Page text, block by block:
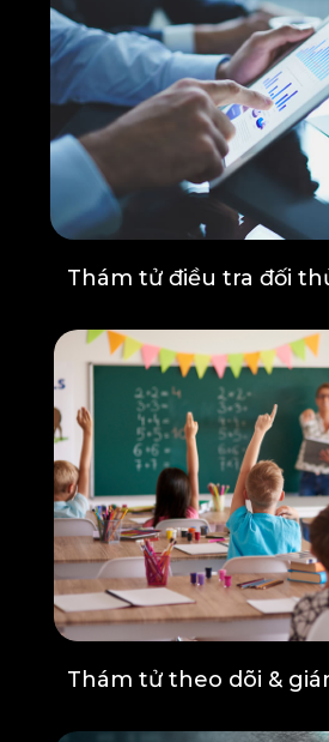
Thám tử điều tra đối
Thám tử theo dõi &